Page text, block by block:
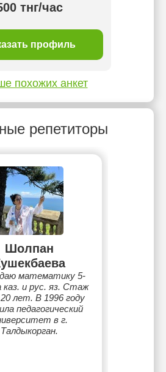
тнг/час
профиль
похожих анкет
репетиторы
Шолпан
математику 5-
каз. и рус. яз. Стаж
В 1996 году
педагогический
в г.
Талдыкорган.